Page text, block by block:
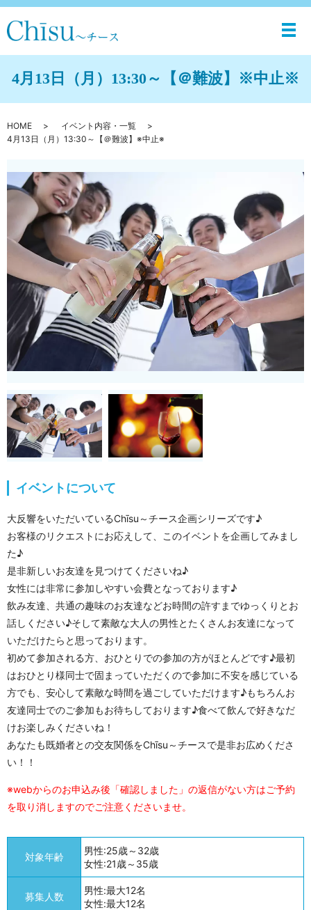
メ
4月13日（月）13:30～【＠難波】※中止※
HOME
イベント内容・一覧
4月13日（月）13:30～【＠難波】※中止※
イベントについて
大反響をいただいているChīsu～チース企画シリーズです♪
お客様のリクエストにお応えして、このイベントを企画してみまし
た♪
是非新しいお友達を見つけてくださいね♪
女性には非常に参加しやすい会費となっております♪
飲み友達、共通の趣味のお友達などお時間の許すまでゆっくりとお
話しください♪そして素敵な大人の男性とたくさんお友達になって
いただけたらと思っております。
初めて参加される方、おひとりでの参加の方がほとんどです♪最初
はおひとり様同士で固まっていただくので参加に不安を感じている
方でも、安心して素敵な時間を過ごしていただけます♪もちろんお
友達同士でのご参加もお待ちしております♪食べて飲んで好きなだ
けお楽しみくださいね！
あなたも既婚者との交友関係をChīsu～チースで是非お広めくださ
い！！
※webからのお申込み後「確認しました」の返信がない方はご予約
を取り消しますのでご注意くださいませ。
対象年齢
男性:25歳～32歳
女性:21歳～35歳
募集人数
男性:最大12名
女性:最大12名